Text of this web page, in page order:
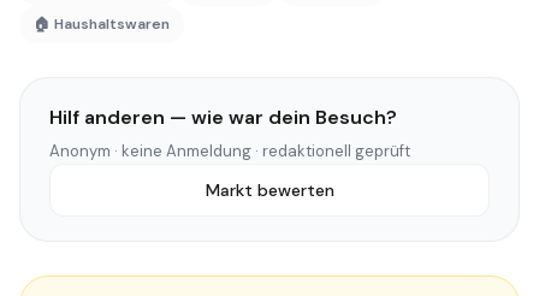
🏠 Haushaltswaren
Hilf anderen — wie war dein Besuch?
Anonym · keine Anmeldung · redaktionell geprüft
Markt bewerten